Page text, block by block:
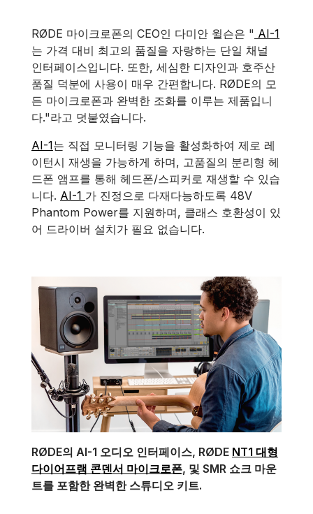
RØDE 마이크로폰의 CEO인 다미안 윌슨은 " AI-1
는 가격 대비 최고의 품질을 자랑하는 단일 채널
인터페이스입니다. 또한, 세심한 디자인과 호주산
품질 덕분에 사용이 매우 간편합니다. RØDE의 모
든 마이크로폰과 완벽한 조화를 이루는 제품입니
다."라고 덧붙였습니다.
AI-1는 직접 모니터링 기능을 활성화하여 제로 레
이턴시 재생을 가능하게 하며, 고품질의 분리형 헤
드폰 앰프를 통해 헤드폰/스피커로 재생할 수 있습
니다. AI-1 가 진정으로 다재다능하도록 48V
Phantom Power를 지원하며, 클래스 호환성이 있
어 드라이버 설치가 필요 없습니다.
RØDE의 AI-1 오디오 인터페이스, RØDE NT1 대형
다이어프램 콘덴서 마이크로폰, 및 SMR 쇼크 마운
트를 포함한 완벽한 스튜디오 키트.